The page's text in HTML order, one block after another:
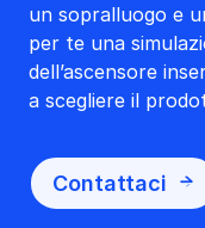
un sopralluogo e
per te una
dell’ascensore
a scegliere il
Contattaci